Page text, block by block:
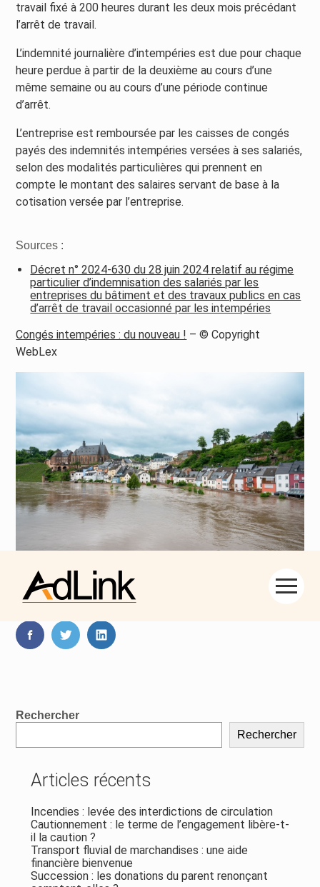
Aller
au
travail fixé à 200 heures durant les deux mois précédant
l’arrêt de travail.
L’indemnité journalière d’intempéries est due pour chaque
heure perdue à partir de la deuxième au cours d’une
même semaine ou au cours d’une période continue
d’arrêt.
L’entreprise est remboursée par les caisses de congés
payés des indemnités intempéries versées à ses salariés,
selon des modalités particulières qui prennent en
compte le montant des salaires servant de base à la
cotisation versée par l’entreprise.
Sources :
Décret n° 2024-630 du 28 juin 2024 relatif au régime
particulier d’indemnisation des salariés par les
entreprises du bâtiment et des travaux publics en cas
d’arrêt de travail occasionné par les intempéries
Congés intempéries : du nouveau ! – © Copyright
WebLex
Partager :
FaceBookTwitterLinkedIn
Blog
Rechercher
Rechercher
Articles récents
Incendies : levée des interdictions de circulation
Cautionnement : le terme de l’engagement libère-t-
il la caution ?
Transport fluvial de marchandises : une aide
financière bienvenue
Succession : les donations du parent renonçant